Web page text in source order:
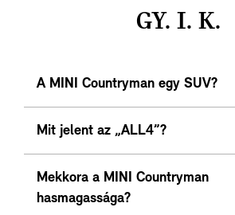
GY. I. K.
A MINI Countryman egy SUV?
Mit jelent az „ALL4”?
Mekkora a MINI Countryman
hasmagassága?